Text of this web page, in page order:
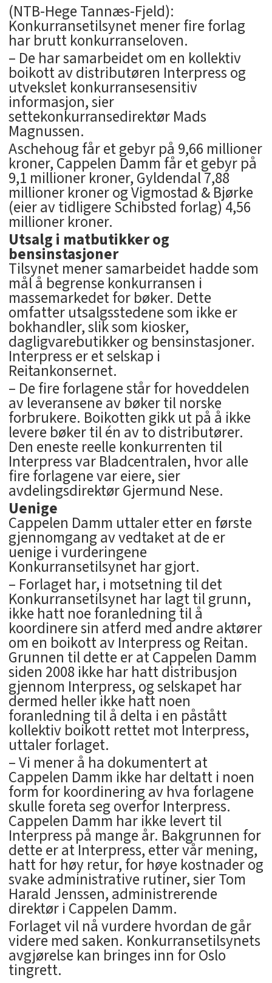
(NTB-Hege Tannæs-Fjeld):
Konkurransetilsynet mener fire forlag
har brutt konkurranseloven.
– De har samarbeidet om en kollektiv
boikott av distributøren Interpress og
utvekslet konkurransesensitiv
informasjon, sier
settekonkurransedirektør Mads
Magnussen.
Aschehoug får et gebyr på 9,66 millioner
kroner, Cappelen Damm får et gebyr på
9,1 millioner kroner, Gyldendal 7,88
millioner kroner og Vigmostad & Bjørke
(eier av tidligere Schibsted forlag) 4,56
millioner kroner.
Utsalg i matbutikker og
bensinstasjoner
Tilsynet mener samarbeidet hadde som
mål å begrense konkurransen i
massemarkedet for bøker. Dette
omfatter utsalgsstedene som ikke er
bokhandler, slik som kiosker,
dagligvarebutikker og bensinstasjoner.
Interpress er et selskap i
Reitankonsernet.
– De fire forlagene står for hoveddelen
av leveransene av bøker til norske
forbrukere. Boikotten gikk ut på å ikke
levere bøker til én av to distributører.
Den eneste reelle konkurrenten til
Interpress var Bladcentralen, hvor alle
fire forlagene var eiere, sier
avdelingsdirektør Gjermund Nese.
Uenige
Cappelen Damm uttaler etter en første
gjennomgang av vedtaket at de er
uenige i vurderingene
Konkurransetilsynet har gjort.
– Forlaget har, i motsetning til det
Konkurransetilsynet har lagt til grunn,
ikke hatt noe foranledning til å
koordinere sin atferd med andre aktører
om en boikott av Interpress og Reitan.
Grunnen til dette er at Cappelen Damm
siden 2008 ikke har hatt distribusjon
gjennom Interpress, og selskapet har
dermed heller ikke hatt noen
foranledning til å delta i en påstått
kollektiv boikott rettet mot Interpress,
uttaler forlaget.
– Vi mener å ha dokumentert at
Cappelen Damm ikke har deltatt i noen
form for koordinering av hva forlagene
skulle foreta seg overfor Interpress.
Cappelen Damm har ikke levert til
Interpress på mange år. Bakgrunnen for
dette er at Interpress, etter vår mening,
hatt for høy retur, for høye kostnader og
svake administrative rutiner, sier Tom
Harald Jenssen, administrerende
direktør i Cappelen Damm.
Forlaget vil nå vurdere hvordan de går
videre med saken. Konkurransetilsynets
avgjørelse kan bringes inn for Oslo
tingrett.